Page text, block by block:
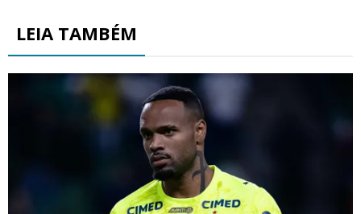
LEIA TAMBÉM